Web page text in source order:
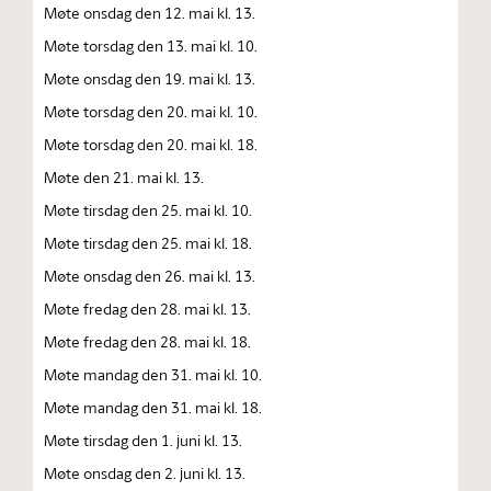
Møte onsdag den 12. mai kl. 13.
Møte torsdag den 13. mai kl. 10.
Møte onsdag den 19. mai kl. 13.
Møte torsdag den 20. mai kl. 10.
Møte torsdag den 20. mai kl. 18.
Møte den 21. mai kl. 13.
Møte tirsdag den 25. mai kl. 10.
Møte tirsdag den 25. mai kl. 18.
Møte onsdag den 26. mai kl. 13.
Møte fredag den 28. mai kl. 13.
Møte fredag den 28. mai kl. 18.
Møte mandag den 31. mai kl. 10.
Møte mandag den 31. mai kl. 18.
Møte tirsdag den 1. juni kl. 13.
Møte onsdag den 2. juni kl. 13.